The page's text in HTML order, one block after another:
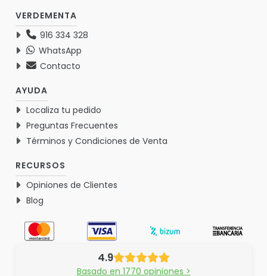
VERDEMENTA
916 334 328
WhatsApp
Contacto
AYUDA
Localiza tu pedido
Preguntas Frecuentes
Términos y Condiciones de Venta
RECURSOS
Opiniones de Clientes
Blog
4.9
Basado en 1770 opiniones >